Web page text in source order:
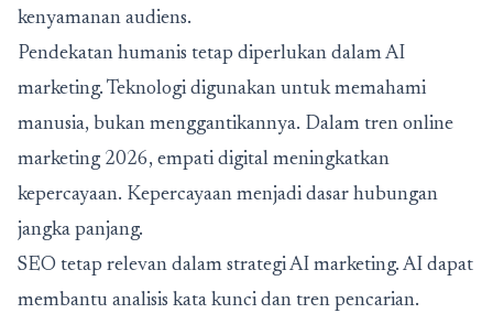
kenyamanan audiens.
Pendekatan humanis tetap diperlukan dalam AI
marketing. Teknologi digunakan untuk memahami
manusia, bukan menggantikannya. Dalam tren online
marketing 2026, empati digital meningkatkan
kepercayaan. Kepercayaan menjadi dasar hubungan
jangka panjang.
SEO tetap relevan dalam strategi AI marketing. AI dapat
membantu analisis kata kunci dan tren pencarian.